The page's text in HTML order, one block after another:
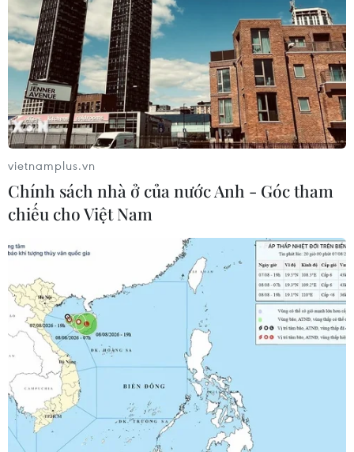
Google Maps sắp có tính năng cảnh báo
bắn tốc độ trên đường
22/10/2019 11:53
Ứng dụng chỉ đường Google Maps sẽ có một số tính
năng mới giúp người dùng báo cáo và nhận thông tin
theo thời gian thực về các sự cố như tai nạn và khu vực
hạn chế tốc độ trong bản cập nhật sắp tới.
LG chuẩn bị ra mắt mẫu điện thoại xoay
vietnamplus.vn
Chính sách nhà ở của nước Anh - Góc tham
chiếu cho Việt Nam